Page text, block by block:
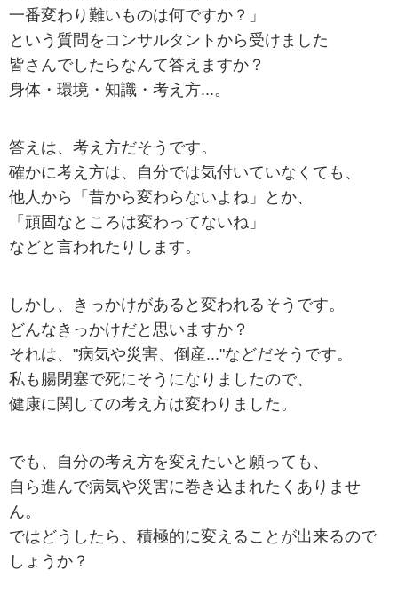
一番変わり難いものは何ですか？」
という質問をコンサルタントから受けました
皆さんでしたらなんて答えますか？
身体・環境・知識・考え方...。
答えは、考え方だそうです。
確かに考え方は、自分では気付いていなくても、
他人から「昔から変わらないよね」とか、
「頑固なところは変わってないね」
などと言われたりします。
しかし、きっかけがあると変われるそうです。
どんなきっかけだと思いますか？
それは、"病気や災害、倒産..."などだそうです。
私も腸閉塞で死にそうになりましたので、
健康に関しての考え方は変わりました。
でも、自分の考え方を変えたいと願っても、
自ら進んで病気や災害に巻き込まれたくありませ
ん。
ではどうしたら、積極的に変えることが出来るので
しょうか？